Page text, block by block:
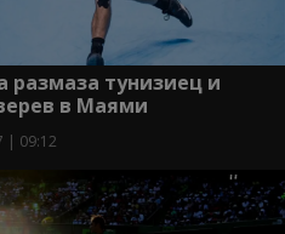
размаза тунизиец и
в Маями
| 09:12